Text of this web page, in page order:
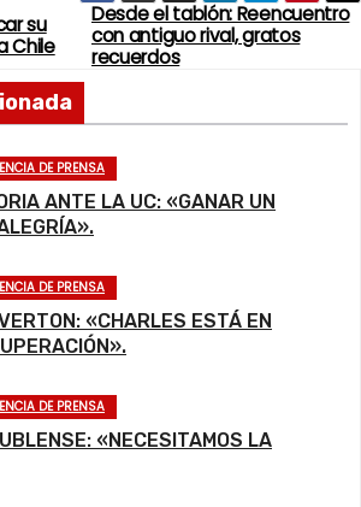
Desde el tablón: Reencuentro
con antiguo rival, gratos
recuerdos
su
Chile
DE PRENSA
ANTE LA UC: «GANAR UN
DE PRENSA
«CHARLES ESTÁ EN
DE PRENSA
«NECESITAMOS LA